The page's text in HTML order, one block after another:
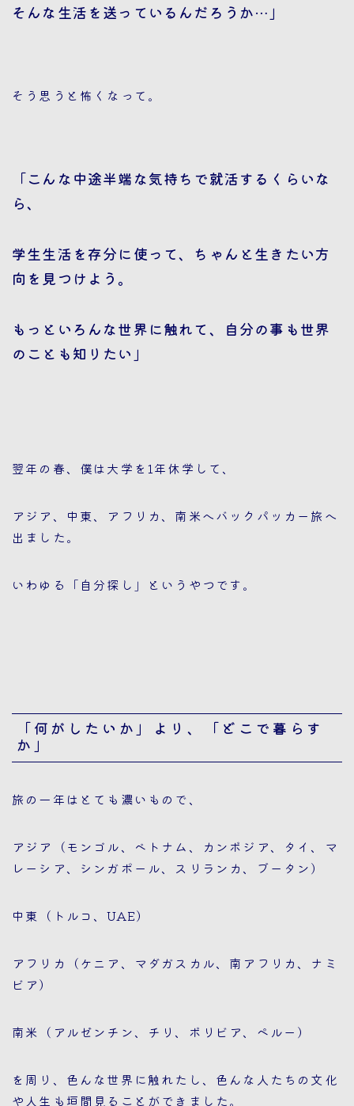
そんな生活を送っているんだろうか…」
そう思うと怖くなって。
「こんな中途半端な気持ちで就活するくらいな
ら、
学生生活を存分に使って、ちゃんと生きたい方
向を見つけよう。
もっといろんな世界に触れて、自分の事も世界
のことも知りたい」
翌年の春、僕は大学を1年休学して、
アジア、中東、アフリカ、南米へバックパッカー旅へ
出ました。
いわゆる「自分探し」というやつです。
「何がしたいか」より、「どこで暮らす
か」
旅の一年はとても濃いもので、
アジア（モンゴル、ベトナム、カンボジア、タイ、マ
レーシア、シンガポール、スリランカ、ブータン）
中東（トルコ、UAE）
アフリカ（ケニア、マダガスカル、南アフリカ、ナミ
ビア）
南米（アルゼンチン、チリ、ボリビア、ペルー）
を周り、色んな世界に触れたし、色んな人たちの文化
や人生も垣間見ることができました。